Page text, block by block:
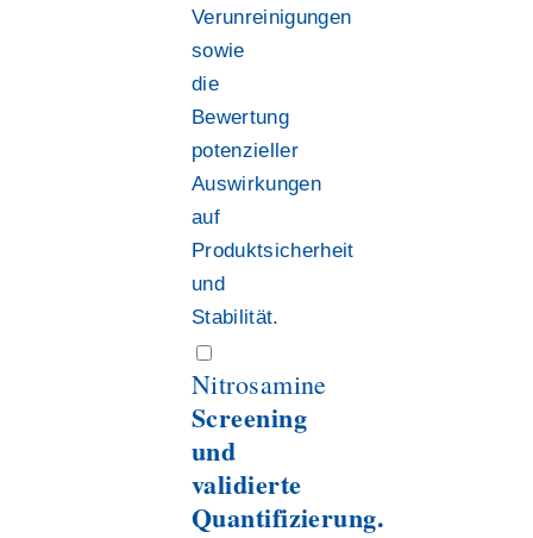
Verunreinigungen
sowie
die
Bewertung
potenzieller
Auswirkungen
auf
Produktsicherheit
und
Stabilität.
Nitrosamine
Screening
und
validierte
Quantifizierung.